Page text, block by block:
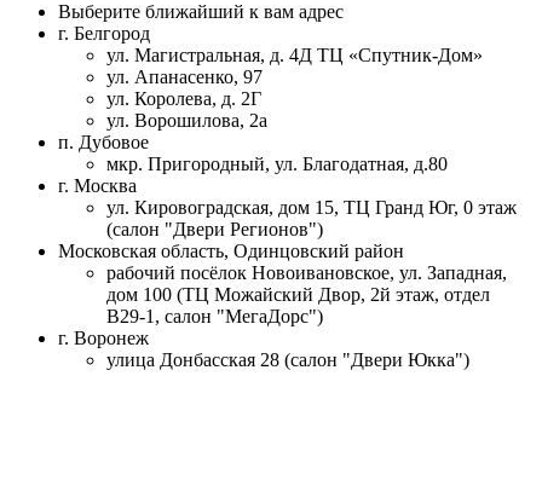
Выберите ближайший к вам адрес
г. Белгород
ул. Магистральная, д. 4Д ТЦ «Спутник-Дом»
ул. Апанасенко, 97
ул. Королева, д. 2Г
ул. Ворошилова, 2а
п. Дубовое
мкр. Пригородный, ул. Благодатная, д.80
г. Москва
ул. Кировоградская, дом 15, ТЦ Гранд Юг, 0 этаж
(салон "Двери Регионов")
Московская область, Одинцовский район
рабочий посёлок Новоивановское, ул. Западная,
дом 100 (ТЦ Можайский Двор, 2й этаж, отдел
В29-1, салон "МегаДорс")
г. Воронеж
улица Донбасская 28 (салон "Двери Юкка")